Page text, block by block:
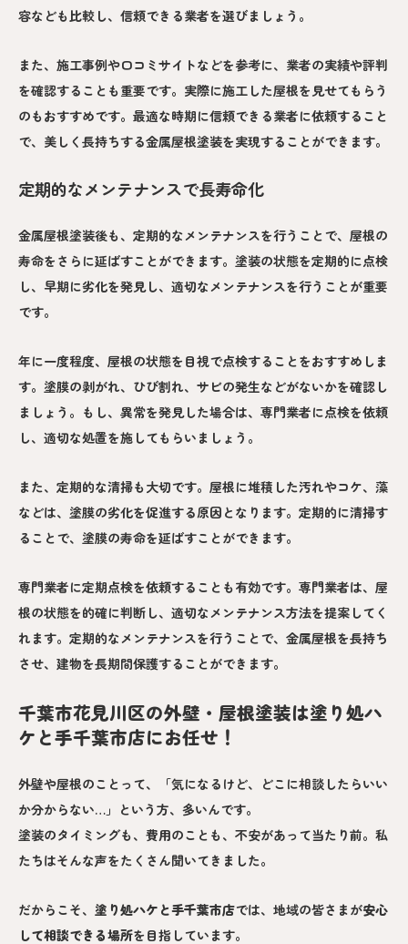
容なども比較し、信頼できる業者を選びましょう。
また、施工事例や口コミサイトなどを参考に、業者の実績や評判
を確認することも重要です。実際に施工した屋根を見せてもらう
のもおすすめです。最適な時期に信頼できる業者に依頼すること
で、美しく長持ちする金属屋根塗装を実現することができます。
定期的なメンテナンスで長寿命化
金属屋根塗装後も、定期的なメンテナンスを行うことで、屋根の
寿命をさらに延ばすことができます。塗装の状態を定期的に点検
し、早期に劣化を発見し、適切なメンテナンスを行うことが重要
です。
年に一度程度、屋根の状態を目視で点検することをおすすめしま
す。塗膜の剥がれ、ひび割れ、サビの発生などがないかを確認し
ましょう。もし、異常を発見した場合は、専門業者に点検を依頼
し、適切な処置を施してもらいましょう。
また、定期的な清掃も大切です。屋根に堆積した汚れやコケ、藻
などは、塗膜の劣化を促進する原因となります。定期的に清掃す
ることで、塗膜の寿命を延ばすことができます。
専門業者に定期点検を依頼することも有効です。専門業者は、屋
根の状態を的確に判断し、適切なメンテナンス方法を提案してく
れます。定期的なメンテナンスを行うことで、金属屋根を長持ち
させ、建物を長期間保護することができます。
千葉市花見川区の外壁・屋根塗装は塗り処ハ
ケと手千葉市店にお任せ！
外壁や屋根のことって、「気になるけど、どこに相談したらいい
か分からない…」という方、多いんです。
塗装のタイミングも、費用のことも、不安があって当たり前。私
たちはそんな声をたくさん聞いてきました。
だからこそ、 塗り処ハケと手千葉市店では、地域の皆さまが安心
して相談できる場所を目指しています。